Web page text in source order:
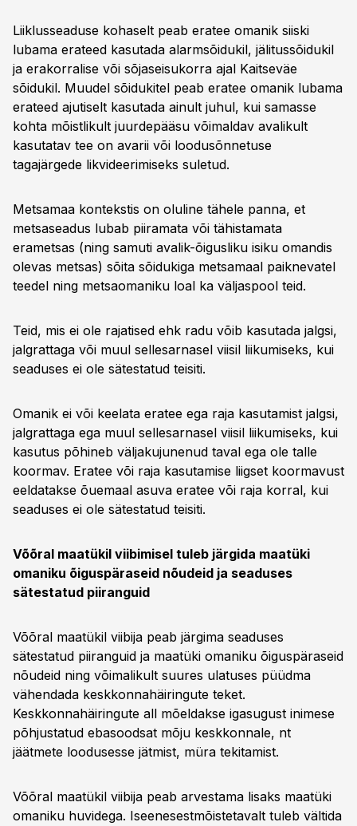
Liiklusseaduse kohaselt peab eratee omanik siiski
lubama erateed kasutada alarmsõidukil, jälitussõidukil
ja erakorralise või sõjaseisukorra ajal Kaitseväe
sõidukil. Muudel sõidukitel peab eratee omanik lubama
erateed ajutiselt kasutada ainult juhul, kui samasse
kohta mõistlikult juurdepääsu võimaldav avalikult
kasutatav tee on avarii või loodusõnnetuse
tagajärgede likvideerimiseks suletud.
Metsamaa kontekstis on oluline tähele panna, et
metsaseadus lubab piiramata või tähistamata
erametsas (ning samuti avalik-õigusliku isiku omandis
olevas metsas) sõita sõidukiga metsamaal paiknevatel
teedel ning metsaomaniku loal ka väljaspool teid.
Teid, mis ei ole rajatised ehk radu võib kasutada jalgsi,
jalgrattaga või muul sellesarnasel viisil liikumiseks, kui
seaduses ei ole sätestatud teisiti.
Omanik ei või keelata eratee ega raja kasutamist jalgsi,
jalgrattaga ega muul sellesarnasel viisil liikumiseks, kui
kasutus põhineb väljakujunenud taval ega ole talle
koormav. Eratee või raja kasutamise liigset koormavust
eeldatakse õuemaal asuva eratee või raja korral, kui
seaduses ei ole sätestatud teisiti.
Võõral maatükil viibimisel tuleb järgida maatüki
omaniku õiguspäraseid nõudeid ja seaduses
sätestatud piiranguid
Võõral maatükil viibija peab järgima seaduses
sätestatud piiranguid ja maatüki omaniku õiguspäraseid
nõudeid ning võimalikult suures ulatuses püüdma
vähendada keskkonnahäiringute teket.
Keskkonnahäiringute all mõeldakse igasugust inimese
põhjustatud ebasoodsat mõju keskkonnale, nt
jäätmete loodusesse jätmist, müra tekitamist.
Võõral maatükil viibija peab arvestama lisaks maatüki
omaniku huvidega. Iseenesestmõistetavalt tuleb vältida